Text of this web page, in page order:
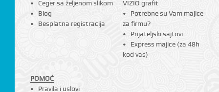
Ceger sa željenom slikom
Blog
Besplatna registracija
VIZIO grafit
Potrebne su Vam majice
za firmu?
Prijateljski sajtovi
Express majice (za 48h
kod vas)
POMOĆ
Pravila i uslovi